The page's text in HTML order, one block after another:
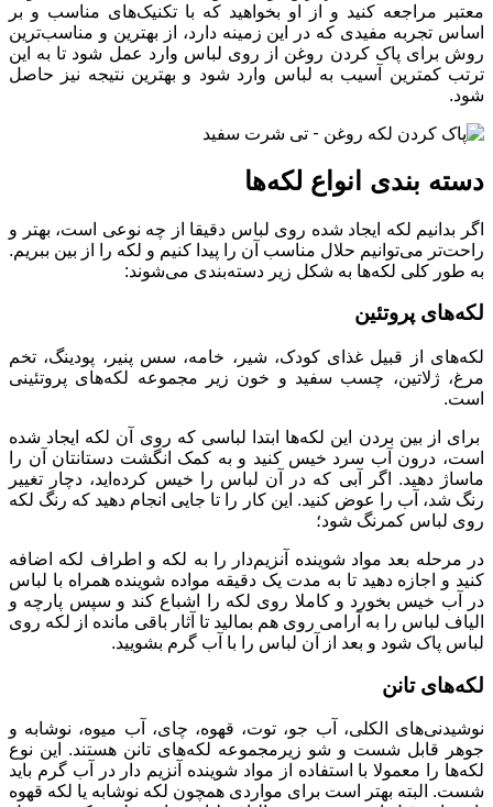
معتبر مراجعه کنید و از او بخواهید که با تکنیک‌های مناسب و بر
اساس تجربه مفیدی که در این زمینه دارد، از بهترین و مناسب‌ترین
روش برای پاک کردن روغن از روی لباس وارد عمل شود تا به این
ترتب کمترین آسیب به لباس وارد شود و بهترین نتیجه نیز حاصل
شود.
دسته بندی انواع لکه‌ها
اگر بدانیم لکه ایجاد شده روی لباس دقیقا از چه نوعی است، بهتر و
راحت‌تر می‌توانیم حلال مناسب آن را پیدا کنیم و لکه را از بین ببریم.
به طور کلی لکه‌ها به شکل زیر دسته‌بندی می‌شوند:
لکه‌های پروتئین
لکه‌های از قبیل غذای کودک، شیر، خامه، سس پنیر، پودینگ، تخم
مرغ، ژلاتین، چسب سفید و خون زیر مجموعه لکه‌های پروتئینی
است.
برای از بین بردن این لکه‌ها ابتدا لباسی که روی آن لکه ایجاد شده
است، درون آب سرد خیس کنید و به کمک انگشت دستانتان آن را
ماساژ دهید. اگر آبی که در آن لباس را خیس کرده‌اید، دچار تغییر
رنگ شد، آب را عوض کنید. این کار را تا جایی انجام دهید که رنگ لکه
روی لباس کمرنگ شود؛
در مرحله بعد مواد شوینده آنزیم‌دار را به لکه و اطراف لکه اضافه
کنید و اجازه دهید تا به مدت یک دقیقه مواده شوینده همراه با لباس
در آب خیس بخورد و کاملا روی لکه را اشباع کند و سپس پارچه و
الیاف لباس را به آرامی روی هم بمالید تا آثار باقی مانده از لکه روی
لباس پاک شود و بعد از آن لباس را با آب گرم بشویید.
لکه‌های تانن
نوشیدنی‌‌های الکلی، آب جو، توت، قهوه، چای، آب میوه، نوشابه و
جوهر قابل شست و شو زیرمجموعه لکه‌های تانن هستند. این نوع
لکه‌ها را معمولا با استفاده از مواد شوینده آنزیم دار در آب گرم باید
شست. البته بهتر است برای مواردی همچون لکه نوشابه یا لکه قهوه